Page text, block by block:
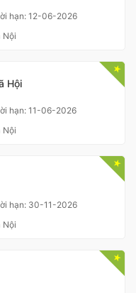
hạn: 12-06-2026
Nội
Hội
hạn: 11-06-2026
Nội
hạn: 30-11-2026
Nội